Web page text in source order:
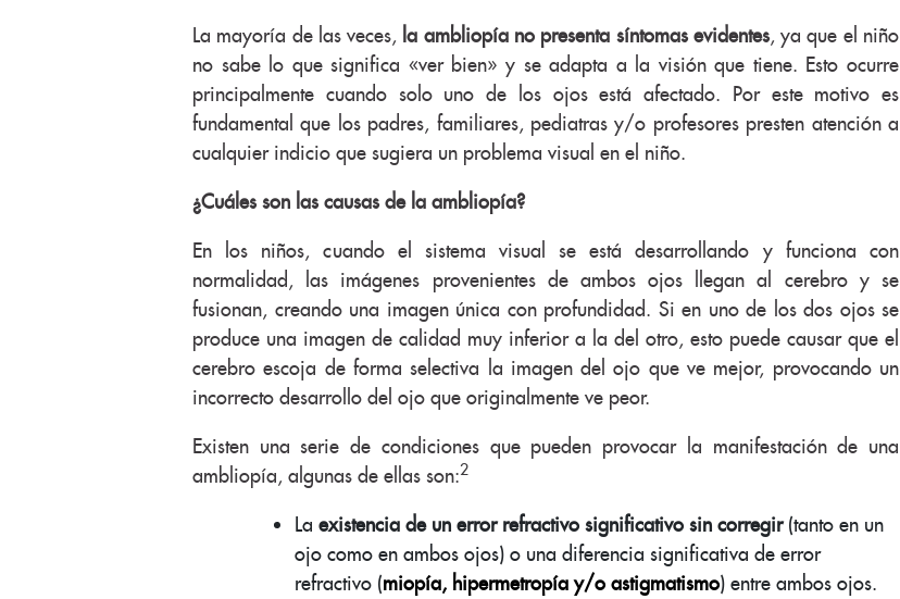
La mayoría de las veces, la ambliopía no presenta síntomas evidentes, ya que el niño
no sabe lo que significa «ver bien» y se adapta a la visión que tiene. Esto ocurre
principalmente cuando solo uno de los ojos está afectado. Por este motivo es
fundamental que los padres, familiares, pediatras y/o profesores presten atención a
cualquier indicio que sugiera un problema visual en el niño.
¿Cuáles son las causas de la ambliopía?
En los niños, cuando el sistema visual se está desarrollando y funciona con
normalidad, las imágenes provenientes de ambos ojos llegan al cerebro y se
fusionan, creando una imagen única con profundidad. Si en uno de los dos ojos se
produce una imagen de calidad muy inferior a la del otro, esto puede causar que el
cerebro escoja de forma selectiva la imagen del ojo que ve mejor, provocando un
incorrecto desarrollo del ojo que originalmente ve peor.
Existen una serie de condiciones que pueden provocar la manifestación de una
ambliopía, algunas de ellas son:2
La existencia de un error refractivo significativo sin corregir(tanto en un
ojo como en ambos ojos) o una diferencia significativa de error
refractivo (miopía, hipermetropía y/o astigmatismo) entre ambos ojos.